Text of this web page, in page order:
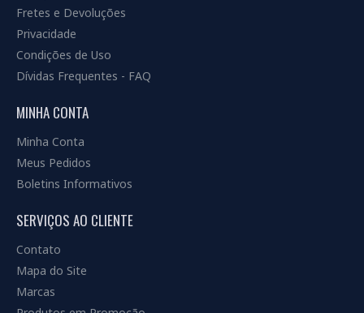
Fretes e Devoluções
Privacidade
Condições de Uso
Dívidas Frequentes - FAQ
MINHA CONTA
Minha Conta
Meus Pedidos
Boletins Informativos
SERVIÇOS AO CLIENTE
Contato
Mapa do Site
Marcas